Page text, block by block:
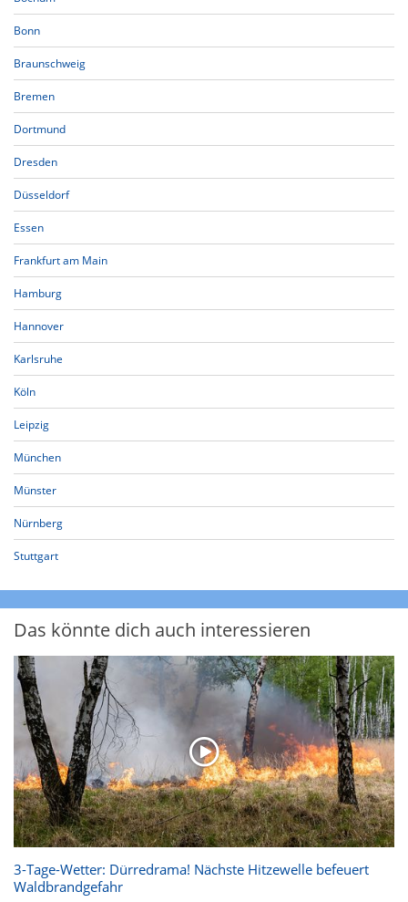
Bonn
Braunschweig
Bremen
Dortmund
Dresden
Düsseldorf
Essen
Frankfurt am Main
Hamburg
Hannover
Karlsruhe
Köln
Leipzig
München
Münster
Nürnberg
Stuttgart
Das könnte dich auch interessieren
3-Tage-Wetter: Dürredrama! Nächste Hitzewelle befeuert
Waldbrandgefahr